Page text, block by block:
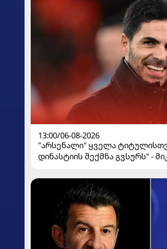
13:00/06-08-2026
"არსენალი" ყველა
დინასტიის შექმნა გვსურს" -